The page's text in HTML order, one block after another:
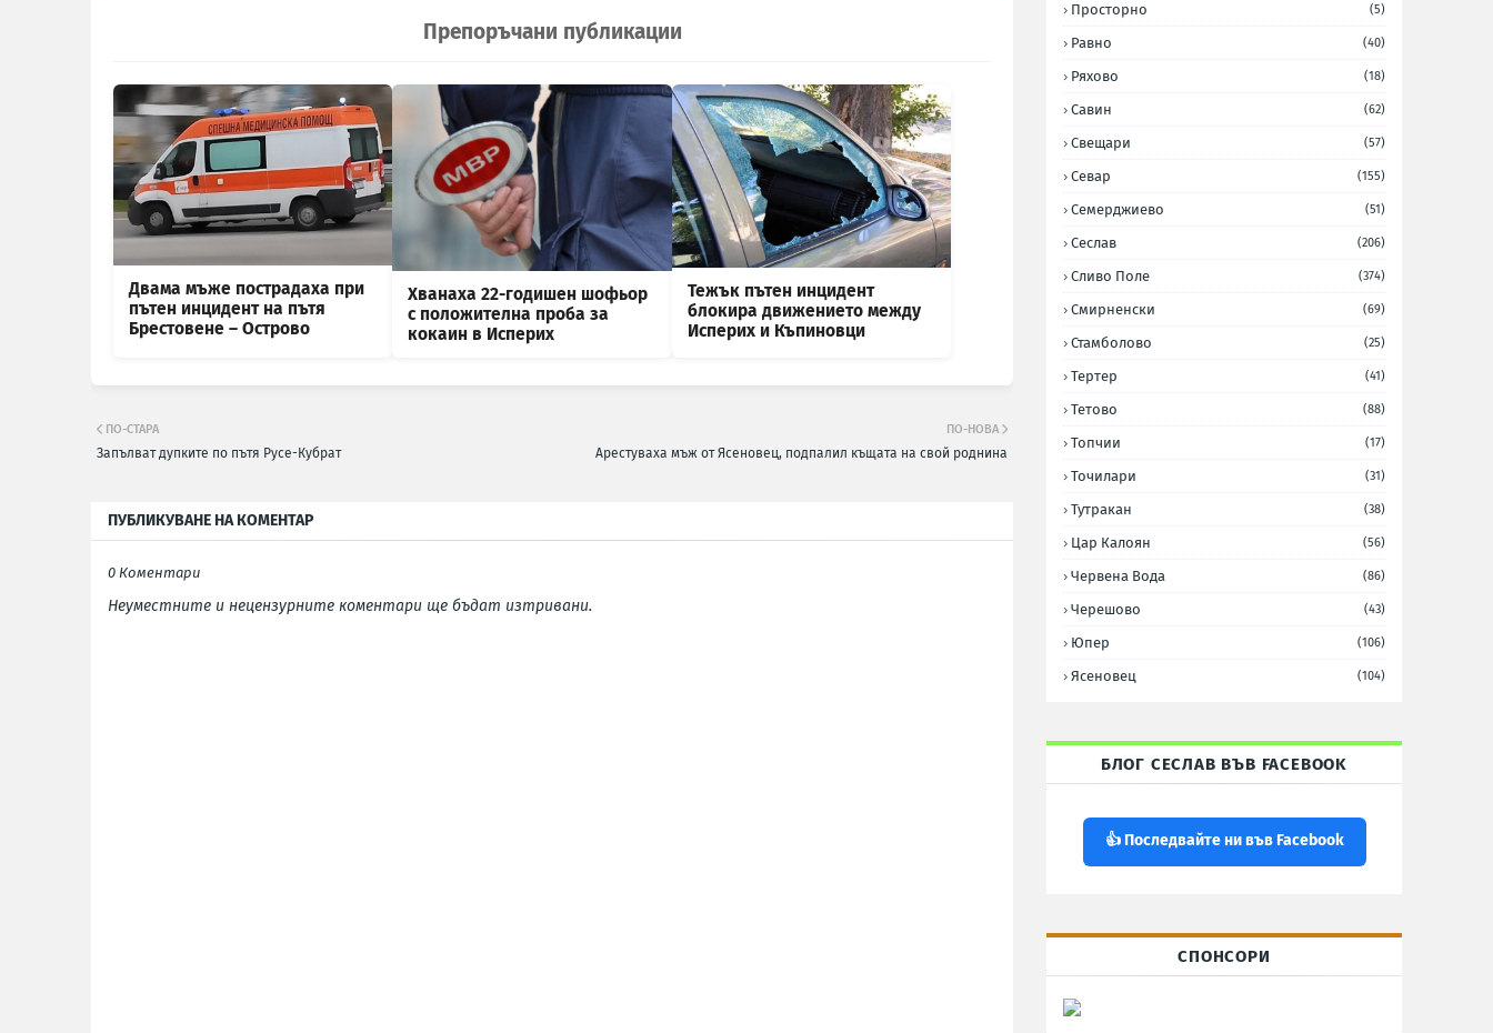
Препоръчани публикации
Двама мъже пострадаха при
пътен инцидент на пътя
Брестовене – Острово
Хванаха 22-годишен шофьор
с положителна проба за
кокаин в Исперих
Тежък пътен инцидент
блокира движението между
Исперих и Къпиновци
ПО-НОВА
Арестуваха мъж от Ясеновец, подпалил къщата на свой роднина
ПО-СТАРА
Запълват дупките по пътя Русе-Кубрат
ПУБЛИКУВАНЕ НА КОМЕНТАР
0 Коментари
Неуместните и нецензурните коментари ще бъдат изтривани.
Просторно (5)
Равно (40)
Ряхово (18)
Савин (62)
Свещари (57)
Севар (155)
Семерджиево (51)
Сеслав (206)
Сливо Поле (374)
Смирненски (69)
Стамболово (25)
Тертер (41)
Тетово (88)
Топчии (17)
Точилари (31)
Тутракан (38)
Цар Калоян (56)
Червена Вода (86)
Черешово (43)
Юпер (106)
Ясеновец (104)
БЛОГ СЕСЛАВ ВЪВ FACEBOOK
👍 Последвайте ни във Facebook
СПОНСОРИ